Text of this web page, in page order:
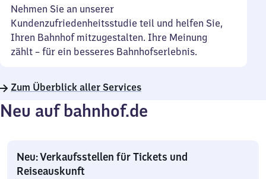
Nehmen Sie an unserer
Kundenzufriedenheitsstudie teil und helfen Sie,
Ihren Bahnhof mitzugestalten. Ihre Meinung
zählt – für ein besseres Bahnhofserlebnis.
Zum Überblick aller Services
Neu auf bahnhof.de
Neu: Verkaufsstellen für Tickets und
Reiseauskunft